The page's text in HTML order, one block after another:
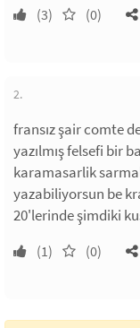
(3) (0)
2.
fransız şair comte
yazılmış felsefi bir
karamasarlik
yazabiliyorsun be
20'lerinde şimdiki
(1) (0)